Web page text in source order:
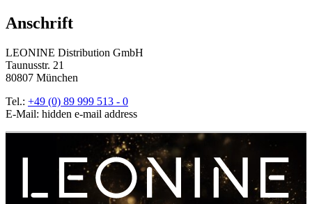
Anschrift
LEONINE Distribution GmbH
Taunusstr. 21
80807 München
Tel.: +49 (0) 89 999 513 - 0
E-Mail: hidden e-mail address